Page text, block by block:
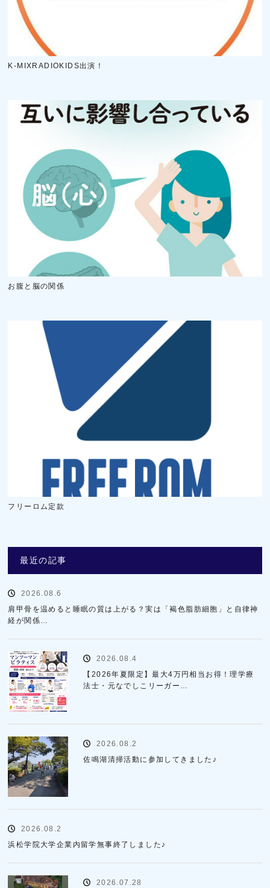
K-MIXRADIOKIDS出演！
お腹と脳の関係
フリーロム定款
最近の記事
2026.08.6
肩甲骨を温めると睡眠の質は上がる？実は「褐色脂肪細胞」と自律神
経が関係…
2026.08.4
【2026年夏限定】最大4万円相当お得！理学療
法士・元なでしこリーガー…
2026.08.2
佐鳴湖清掃活動に参加してきました♪
2026.08.2
浜松学院大学企業内留学無事終了しました♪
2026.07.28